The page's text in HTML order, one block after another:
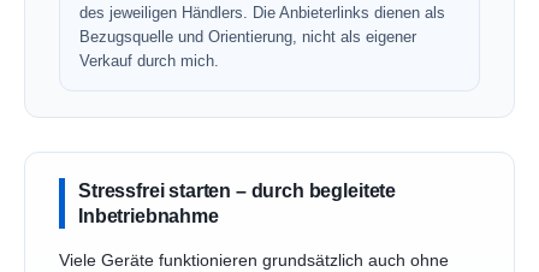
des jeweiligen Händlers. Die Anbieterlinks dienen als
Bezugsquelle und Orientierung, nicht als eigener
Verkauf durch mich.
Stressfrei starten – durch begleitete
Inbetriebnahme
Viele Geräte funktionieren grundsätzlich auch ohne